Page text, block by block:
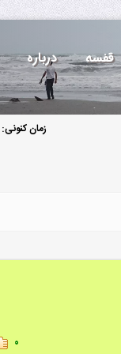
قفسه درباره
زمان کنونی:
۰